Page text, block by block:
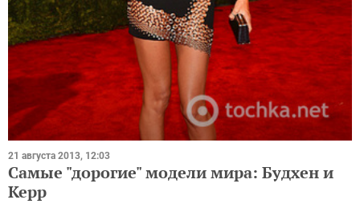
21 августа 2013, 12:03
Самые "дорогие" модели мира: Будхен и
Керр